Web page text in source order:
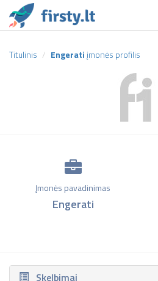
Titulinis Engerati įmonės profilis
Įmonės pavadinimas
Engerati
Skelbimai